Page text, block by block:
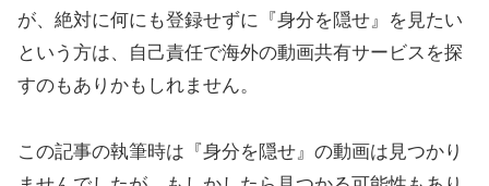
が、絶対に何にも登録せずに『身分を隠せ』を見たい
という方は、自己責任で海外の動画共有サービスを探
すのもありかもしれません。
この記事の執筆時は『身分を隠せ』の動画は見つかり